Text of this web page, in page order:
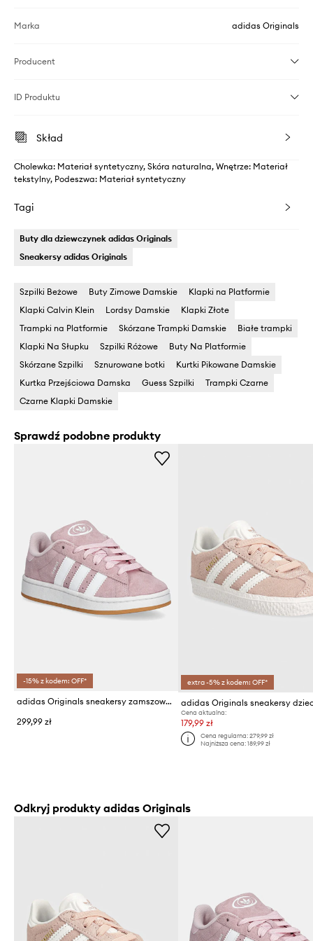
Marka adidas Originals
Producent
ID Produktu
Skład
Cholewka: Materiał syntetyczny, Skóra naturalna, Wnętrze: Materiał
tekstylny, Podeszwa: Materiał syntetyczny
Tagi
Buty dla dziewczynek adidas Originals
Sneakersy adidas Originals
Szpilki Beżowe Buty Zimowe Damskie
Klapki na Platformie
Klapki Calvin Klein
Lordsy Damskie
Klapki Złote
Trampki na Platformie
Skórzane Trampki Damskie
Białe trampki
Klapki Na Słupku
Szpilki Różowe
Buty Na Platformie
Skórzane Szpilki
Sznurowane botki
Kurtki Pikowane Damskie
Kurtka Przejściowa Damska
Guess Szpilki
Trampki Czarne
Czarne Klapki Damskie
Sprawdź podobne produkty
-15% z kodem: OFF*
adidas Originals sneakersy zamszowe dziecięce CAMPUS 00s
299,99 zł
extra -5% z kodem: OFF*
Cena aktualna:
179,99 zł
Cena regularna: 279,99 zł
Najniższa cena: 189,99 zł
Odkryj produkty adidas Originals